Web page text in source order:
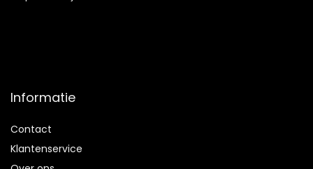
Informatie
Contact
Klantenservice